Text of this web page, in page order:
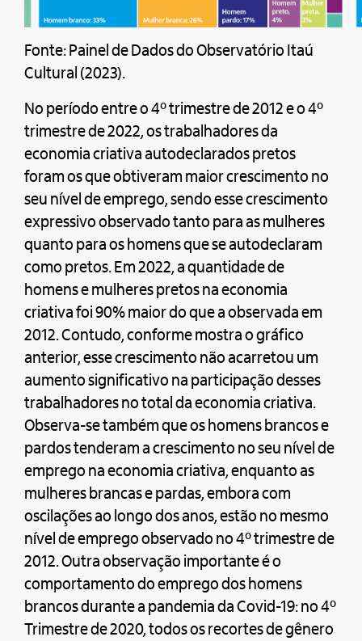
Fonte: Painel de Dados do Observatório Itaú
Cultural (2023).
No período entre o 4º trimestre de 2012 e o 4º
trimestre de 2022, os trabalhadores da
economia criativa autodeclarados pretos
foram os que obtiveram maior crescimento no
seu nível de emprego, sendo esse crescimento
expressivo observado tanto para as mulheres
quanto para os homens que se autodeclaram
como pretos. Em 2022, a quantidade de
homens e mulheres pretos na economia
criativa foi 90% maior do que a observada em
2012. Contudo, conforme mostra o gráfico
anterior, esse crescimento não acarretou um
aumento significativo na participação desses
trabalhadores no total da economia criativa.
Observa-se também que os homens brancos e
pardos tenderam a crescimento no seu nível de
emprego na economia criativa, enquanto as
mulheres brancas e pardas, embora com
oscilações ao longo dos anos, estão no mesmo
nível de emprego observado no 4º trimestre de
2012. Outra observação importante é o
comportamento do emprego dos homens
brancos durante a pandemia da Covid-19: no 4º
Trimestre de 2020, todos os recortes de gênero